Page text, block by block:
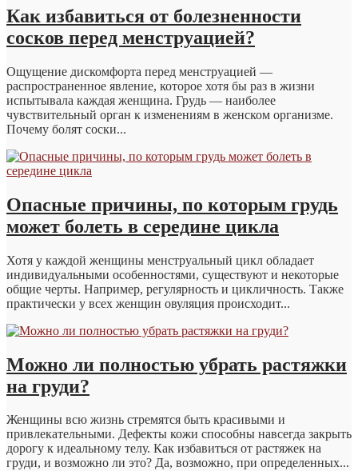
Как избавиться от болезненности
сосков перед менструацией?
Ощущение дискомфорта перед менструацией —
распространенное явление, которое хотя бы раз в жизни
испытывала каждая женщина. Грудь — наиболее
чувствительный орган к изменениям в женском организме.
Почему болят соски...
Опасные причины, по которым грудь
может болеть в середине цикла
Хотя у каждой женщины менструальный цикл обладает
индивидуальными особенностями, существуют и некоторые
общие черты. Например, регулярность и цикличность. Также
практически у всех женщин овуляция происходит...
Можно ли полностью убрать растяжки
на груди?
Женщины всю жизнь стремятся быть красивыми и
привлекательными. Дефекты кожи способны навсегда закрыть
дорогу к идеальному телу. Как избавиться от растяжек на
груди, и возможно ли это? Да, возможно, при определенных...